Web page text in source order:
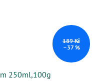
189 Kč
–37 %
250ml,100g